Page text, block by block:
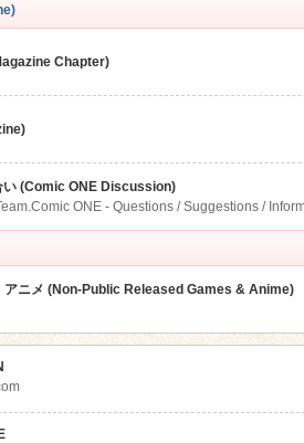
Chapter)
い (Comic ONE Discussion)
ONE - Questions / Suggestions /
アニメ (Non-Public Released Games & Anime)